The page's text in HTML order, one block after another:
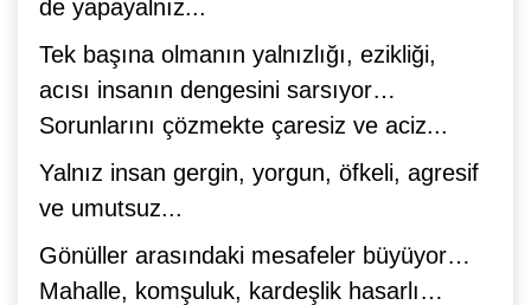
de yapayalnız...
Tek başına olmanın yalnızlığı, ezikliği,
acısı insanın dengesini sarsıyor…
Sorunlarını çözmekte çaresiz ve aciz...
Yalnız insan gergin, yorgun, öfkeli, agresif
ve umutsuz...
Gönüller arasındaki mesafeler büyüyor…
Mahalle, komşuluk, kardeşlik hasarlı…